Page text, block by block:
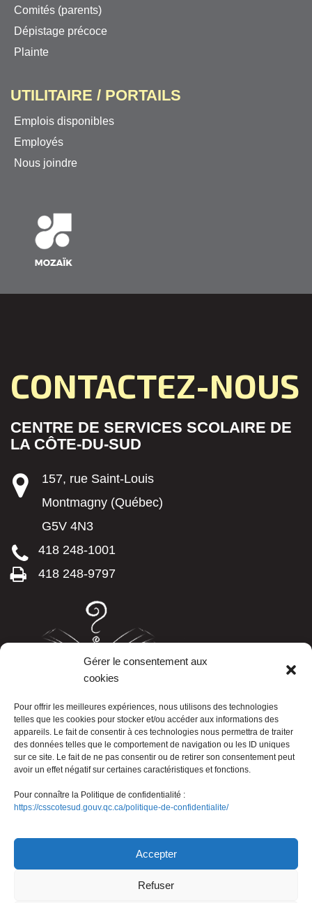
Gérer le consentement aux
cookies
Pour offrir les meilleures expériences, nous utilisons des technologies
telles que les cookies pour stocker et/ou accéder aux informations des
appareils. Le fait de consentir à ces technologies nous permettra de traiter
des données telles que le comportement de navigation ou les ID uniques
sur ce site. Le fait de ne pas consentir ou de retirer son consentement peut
avoir un effet négatif sur certaines caractéristiques et fonctions.
Pour connaître la Politique de confidentialité :
https://csscotesud.gouv.qc.ca/politique-de-confidentialite/
Accepter
Refuser
Comités (parents)
Dépistage précoce
Plainte
UTILITAIRE / PORTAILS
Emplois disponibles
Employés
Nous joindre
CONTACTEZ-NOUS
CENTRE DE SERVICES SCOLAIRE DE
LA CÔTE-DU-SUD
157, rue Saint-Louis
Montmagny (Québec)
G5V 4N3
418 248-1001
418 248-9797
LISTE TÉLÉPHONIQUE
Nous joindre